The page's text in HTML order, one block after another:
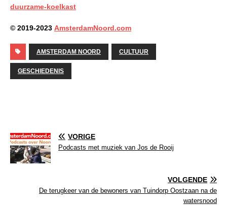
duurzame-koelkast
© 2019-2023 AmsterdamNoord.com
AMSTERDAM NOORD CULTUUR
GESCHIEDENIS
VORIGE
Podcasts met muziek van Jos de Rooij
VOLGENDE
De terugkeer van de bewoners van Tuindorp Oostzaan na de
watersnood